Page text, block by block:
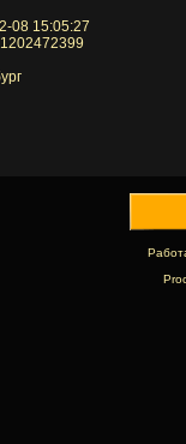
08 15:05:27
1202472399